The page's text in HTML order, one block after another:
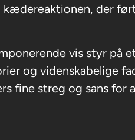
der
vis styr på
og videnskabelige
fine streg og sans for